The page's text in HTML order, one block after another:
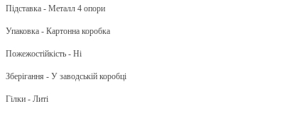
Підставка - Металл 4 опори
Упаковка - Картонна коробка
Пожежостійкість - Ні
Зберігання - У заводській коробці
Гілки - Литі